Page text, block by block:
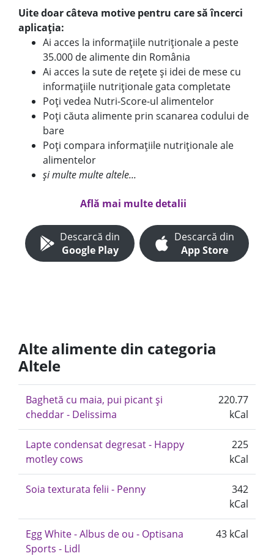
Uite doar câteva motive pentru care să încerci
aplicația:
Ai acces la informațiile nutriționale a peste
35.000 de alimente din România
Ai acces la sute de rețete și idei de mese cu
informațiile nutriționale gata completate
Poți vedea Nutri-Score-ul alimentelor
Poți căuta alimente prin scanarea codului de
bare
Poți compara informațiile nutriționale ale
alimentelor
și multe multe altele...
Află mai multe detalii
Descarcă din
Google Play
Descarcă din
App Store
Alte alimente din categoria
Altele
Baghetă cu maia, pui picant și
cheddar - Delissima
220.77
kCal
Lapte condensat degresat - Happy
motley cows
225
kCal
Soia texturata felii - Penny
342
kCal
Egg White - Albus de ou - Optisana
Sports - Lidl
43 kCal